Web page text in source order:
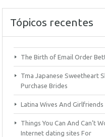
Tópicos recentes
The Birth of Email Order
Tma Japanese Sweetheart
Purchase Brides
Latina Wives And Girlfriends
Things You Can And Can’t
Internet dating sites For